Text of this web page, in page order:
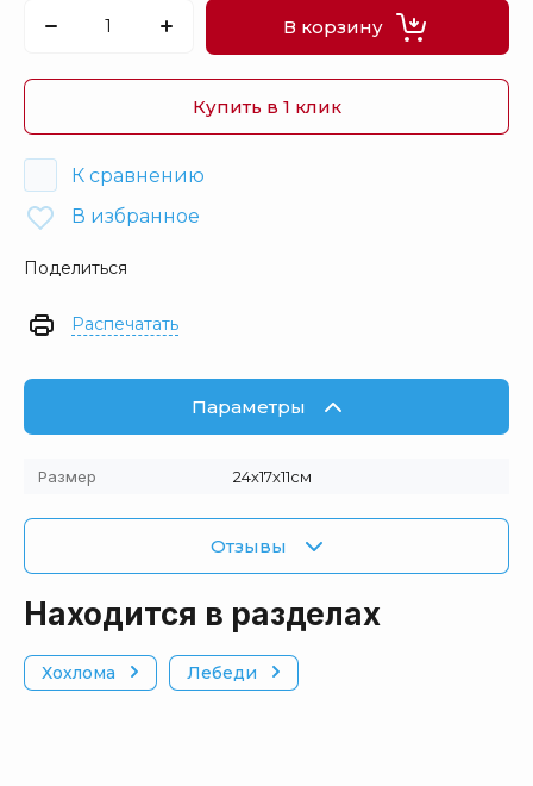
В корзину
Купить в 1 клик
К сравнению
В избранное
Поделиться
Распечатать
Параметры
Размер 24х17х11см
Отзывы
Находится в разделах
Хохлома Лебеди